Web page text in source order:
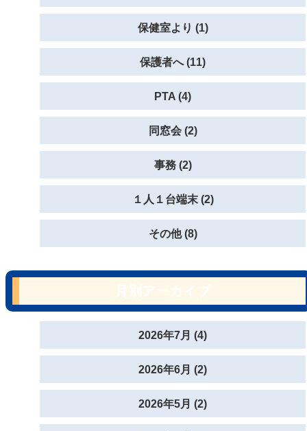
保健室より (1)
保護者へ (11)
PTA (4)
同窓会 (2)
事務 (2)
１人１台端末 (2)
その他 (8)
2026年7月 (4)
2026年6月 (2)
2026年5月 (2)